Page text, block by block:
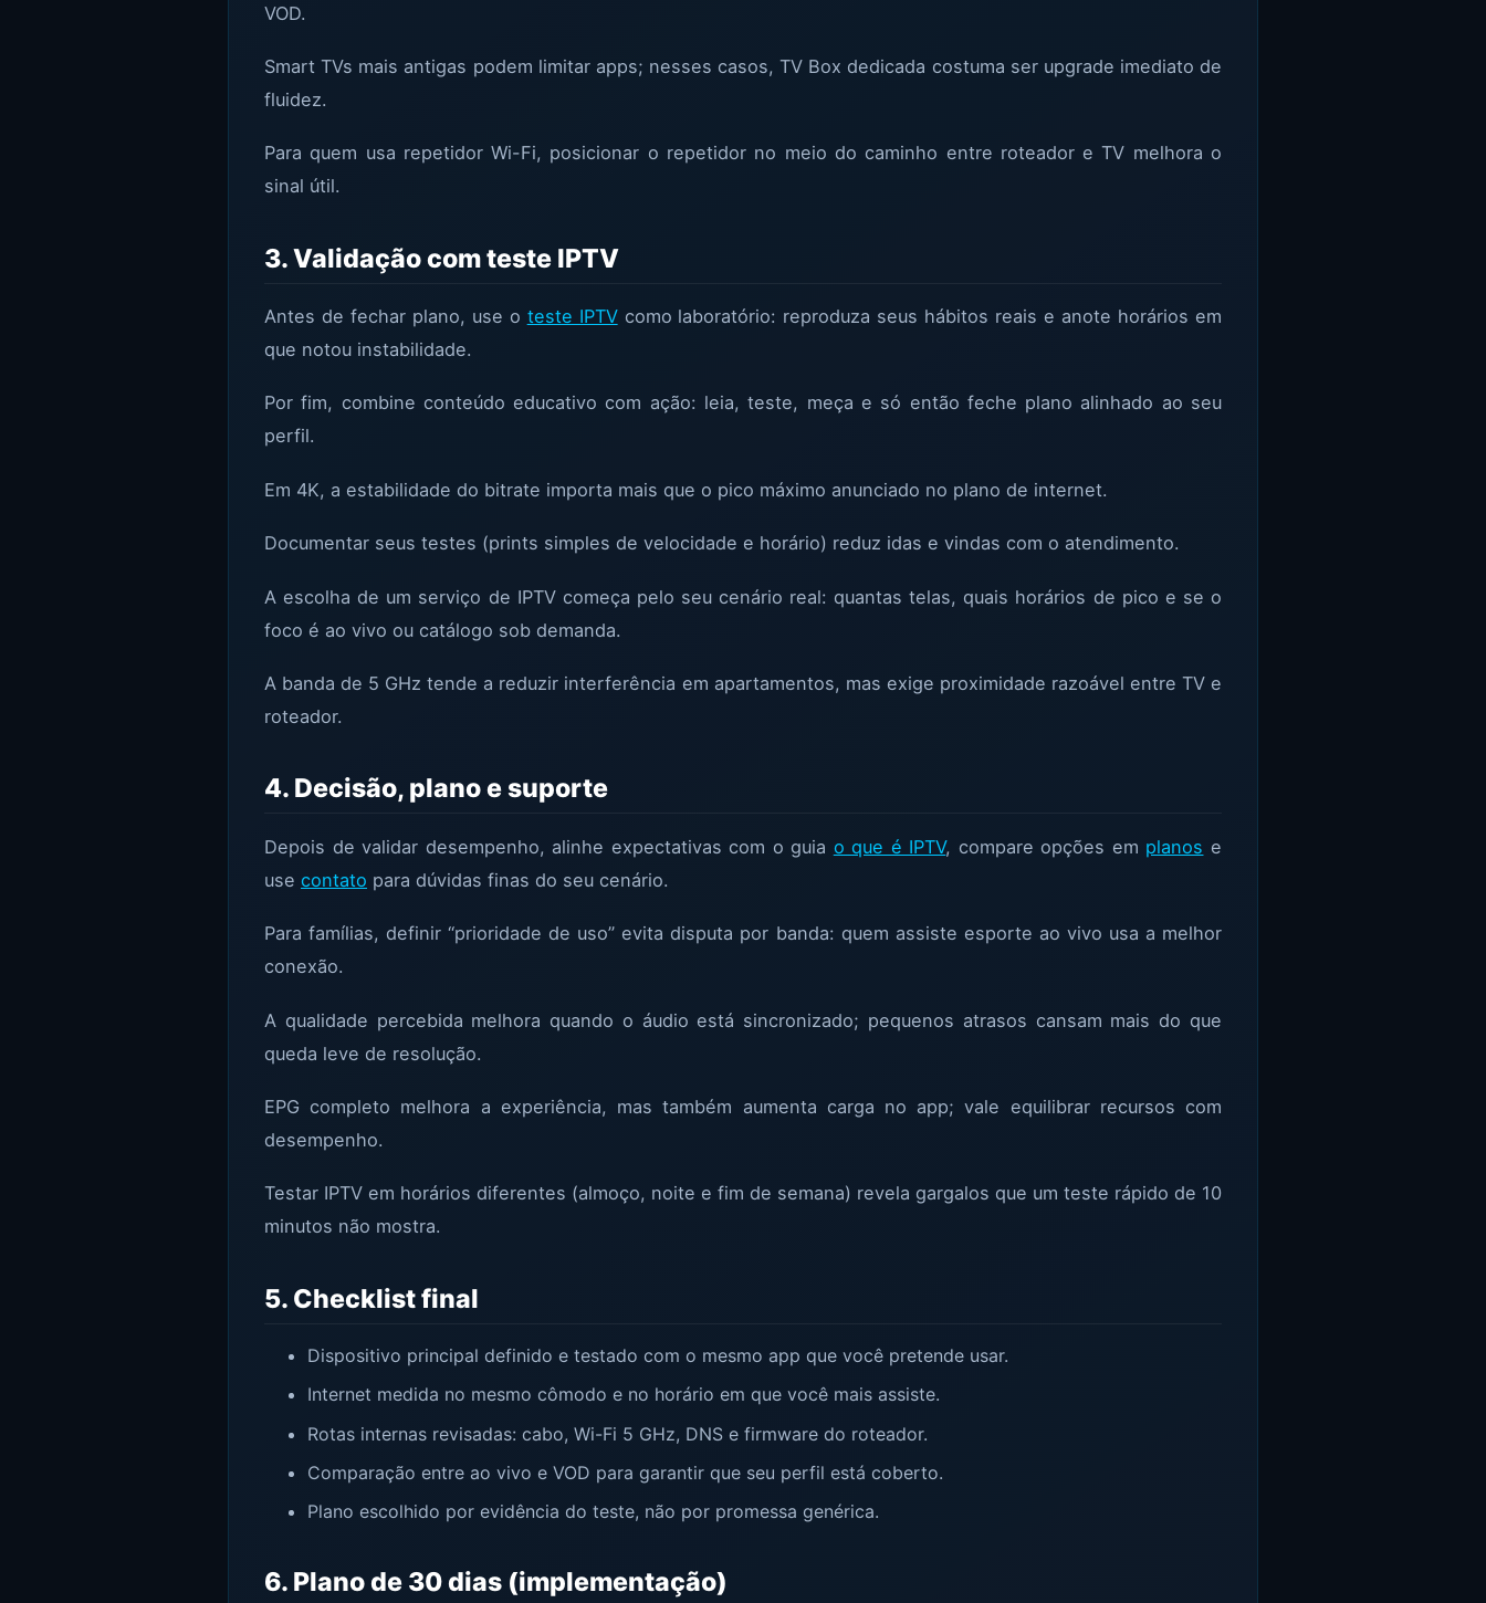
VOD.
Smart TVs mais antigas podem limitar apps; nesses casos, TV Box dedicada costuma ser upgrade imediato de
fluidez.
Para quem usa repetidor Wi-Fi, posicionar o repetidor no meio do caminho entre roteador e TV melhora o
sinal útil.
3. Validação com teste IPTV
Antes de fechar plano, use o teste IPTVcomo laboratório: reproduza seus hábitos reais e anote horários em
que notou instabilidade.
Por fim, combine conteúdo educativo com ação: leia, teste, meça e só então feche plano alinhado ao seu
perfil.
Em 4K, a estabilidade do bitrate importa mais que o pico máximo anunciado no plano de internet.
Documentar seus testes (prints simples de velocidade e horário) reduz idas e vindas com o atendimento.
A escolha de um serviço de IPTV começa pelo seu cenário real: quantas telas, quais horários de pico e se o
foco é ao vivo ou catálogo sob demanda.
A banda de 5 GHz tende a reduzir interferência em apartamentos, mas exige proximidade razoável entre TV e
roteador.
4. Decisão, plano e suporte
Depois de validar desempenho, alinhe expectativas com o guia o que é IPTV, compare opções em planos e
use contato para dúvidas finas do seu cenário.
Para famílias, definir “prioridade de uso” evita disputa por banda: quem assiste esporte ao vivo usa a melhor
conexão.
A qualidade percebida melhora quando o áudio está sincronizado; pequenos atrasos cansam mais do que
queda leve de resolução.
EPG completo melhora a experiência, mas também aumenta carga no app; vale equilibrar recursos com
desempenho.
Testar IPTV em horários diferentes (almoço, noite e fim de semana) revela gargalos que um teste rápido de 10
minutos não mostra.
5. Checklist final
Dispositivo principal definido e testado com o mesmo app que você pretende usar.
Internet medida no mesmo cômodo e no horário em que você mais assiste.
Rotas internas revisadas: cabo, Wi-Fi 5 GHz, DNS e firmware do roteador.
Comparação entre ao vivo e VOD para garantir que seu perfil está coberto.
Plano escolhido por evidência do teste, não por promessa genérica.
6. Plano de 30 dias (implementação)